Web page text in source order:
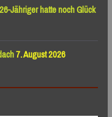
Jähriger hatte noch Glück
7. August 2026